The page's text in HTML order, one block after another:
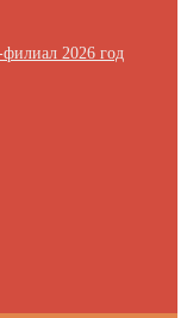
филиал 2026 год